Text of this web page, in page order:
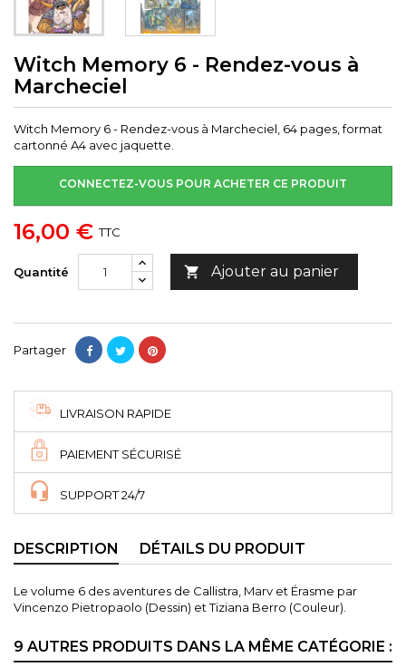
Witch Memory 6 - Rendez-vous à
Marcheciel
Witch Memory 6 - Rendez-vous à Marcheciel, 64 pages, format
cartonné A4 avec jaquette.
CONNECTEZ-VOUS POUR ACHETER CE PRODUIT
16,00 € TTC
Quantité  Ajouter au panier
Partager
LIVRAISON RAPIDE
PAIEMENT SÉCURISÉ
SUPPORT 24/7
DESCRIPTION DÉTAILS DU PRODUIT
Le volume 6 des aventures de Callistra, Marv et Érasme par
Vincenzo Pietropaolo (Dessin) et Tiziana Berro (Couleur).
9 AUTRES PRODUITS DANS LA MÊME CATÉGORIE :